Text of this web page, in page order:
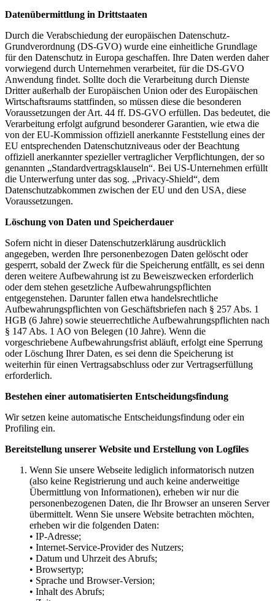
Datenübermittlung in Drittstaaten
Durch die Verabschiedung der europäischen Datenschutz-
Grundverordnung (DS-GVO) wurde eine einheitliche Grundlage
für den Datenschutz in Europa geschaffen. Ihre Daten werden daher
vorwiegend durch Unternehmen verarbeitet, für die DS-GVO
Anwendung findet. Sollte doch die Verarbeitung durch Dienste
Dritter außerhalb der Europäischen Union oder des Europäischen
Wirtschaftsraums stattfinden, so müssen diese die besonderen
Voraussetzungen der Art. 44 ff. DS-GVO erfüllen. Das bedeutet, die
Verarbeitung erfolgt aufgrund besonderer Garantien, wie etwa die
von der EU-Kommission offiziell anerkannte Feststellung eines der
EU entsprechenden Datenschutzniveaus oder der Beachtung
offiziell anerkannter spezieller vertraglicher Verpflichtungen, der so
genannten „Standardvertragsklauseln“. Bei US-Unternehmen erfüllt
die Unterwerfung unter das sog. „Privacy-Shield“, dem
Datenschutzabkommen zwischen der EU und den USA, diese
Voraussetzungen.
Löschung von Daten und Speicherdauer
Sofern nicht in dieser Datenschutzerklärung ausdrücklich
angegeben, werden Ihre personenbezogen Daten gelöscht oder
gesperrt, sobald der Zweck für die Speicherung entfällt, es sei denn
deren weitere Aufbewahrung ist zu Beweiszwecken erforderlich
oder dem stehen gesetzliche Aufbewahrungspflichten
entgegenstehen. Darunter fallen etwa handelsrechtliche
Aufbewahrungspflichten von Geschäftsbriefen nach § 257 Abs. 1
HGB (6 Jahre) sowie steuerrechtliche Aufbewahrungspflichten nach
§ 147 Abs. 1 AO von Belegen (10 Jahre). Wenn die
vorgeschriebene Aufbewahrungsfrist abläuft, erfolgt eine Sperrung
oder Löschung Ihrer Daten, es sei denn die Speicherung ist
weiterhin für einen Vertragsabschluss oder zur Vertragserfüllung
erforderlich.
Bestehen einer automatisierten Entscheidungsfindung
Wir setzen keine automatische Entscheidungsfindung oder ein
Profiling ein.
Bereitstellung unserer Website und Erstellung von Logfiles
Wenn Sie unsere Webseite lediglich informatorisch nutzen
(also keine Registrierung und auch keine anderweitige
Übermittlung von Informationen), erheben wir nur die
personenbezogenen Daten, die Ihr Browser an unseren Server
übermittelt. Wenn Sie unsere Website betrachten möchten,
erheben wir die folgenden Daten:
• IP-Adresse;
• Internet-Service-Provider des Nutzers;
• Datum und Uhrzeit des Abrufs;
• Browsertyp;
• Sprache und Browser-Version;
• Inhalt des Abrufs;